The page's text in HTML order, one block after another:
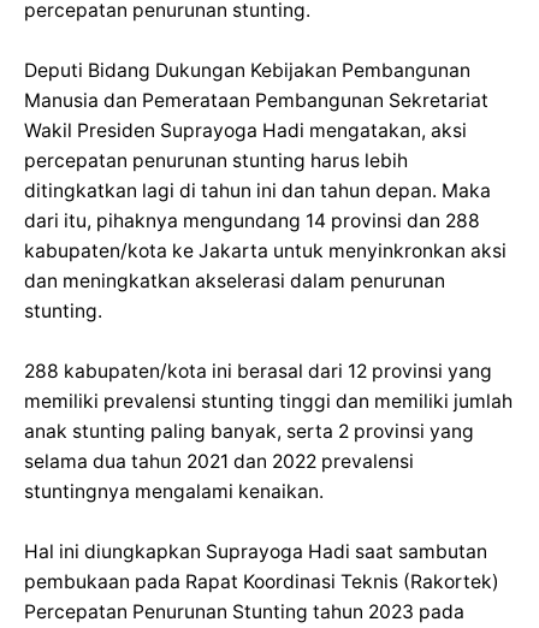
percepatan penurunan stunting.
Deputi Bidang Dukungan Kebijakan Pembangunan
Manusia dan Pemerataan Pembangunan Sekretariat
Wakil Presiden Suprayoga Hadi mengatakan, aksi
percepatan penurunan stunting harus lebih
ditingkatkan lagi di tahun ini dan tahun depan. Maka
dari itu, pihaknya mengundang 14 provinsi dan 288
kabupaten/kota ke Jakarta untuk menyinkronkan aksi
dan meningkatkan akselerasi dalam penurunan
stunting.
288 kabupaten/kota ini berasal dari 12 provinsi yang
memiliki prevalensi stunting tinggi dan memiliki jumlah
anak stunting paling banyak, serta 2 provinsi yang
selama dua tahun 2021 dan 2022 prevalensi
stuntingnya mengalami kenaikan.
Hal ini diungkapkan Suprayoga Hadi saat sambutan
pembukaan pada Rapat Koordinasi Teknis (Rakortek)
Percepatan Penurunan Stunting tahun 2023 pada